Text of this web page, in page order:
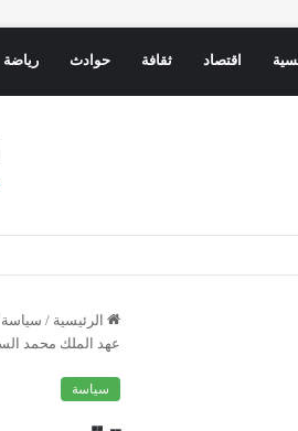
اقتصاد ثقافة حوادث رياضة
ووضعه رهن تدابير الحراسة النظرية بعد حادثة
الرئيسية / سياسة
عهد الملك محمد
سياسة